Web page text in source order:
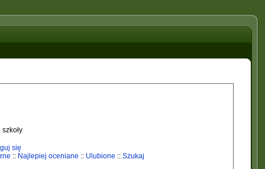
się
:: Najlepiej oceniane :: Ulubione :: Szukaj